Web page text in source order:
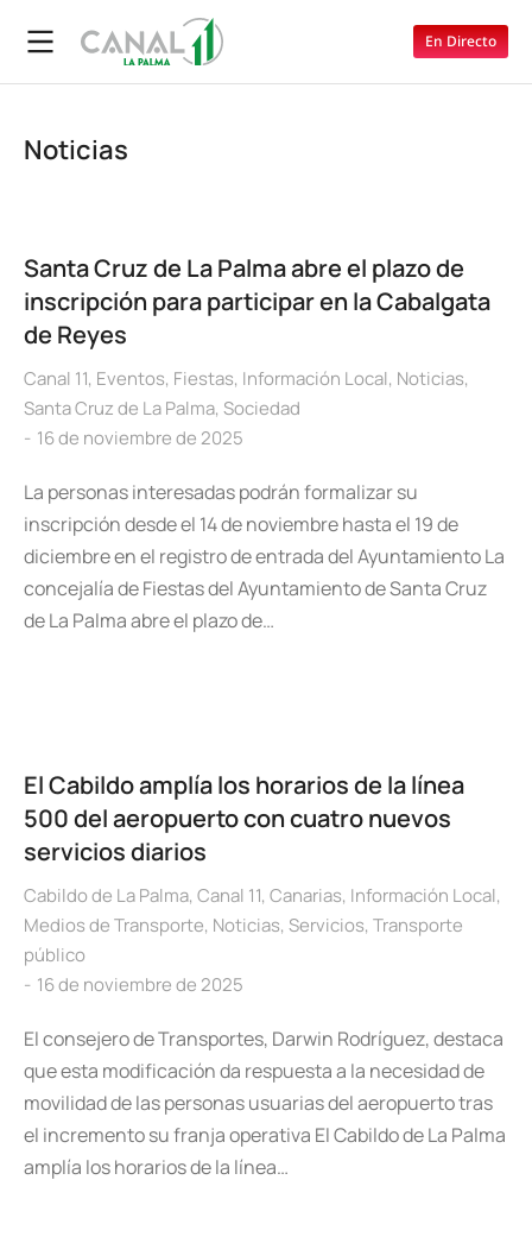
En Directo
Noticias
Santa Cruz de La Palma abre el plazo de
inscripción para participar en la Cabalgata
de Reyes
Canal 11, Eventos, Fiestas, Información Local, Noticias,
Santa Cruz de La Palma, Sociedad
16 de noviembre de 2025
La personas interesadas podrán formalizar su
inscripción desde el 14 de noviembre hasta el 19 de
diciembre en el registro de entrada del Ayuntamiento La
concejalía de Fiestas del Ayuntamiento de Santa Cruz
de La Palma abre el plazo de…
El Cabildo amplía los horarios de la línea
500 del aeropuerto con cuatro nuevos
servicios diarios
Cabildo de La Palma, Canal 11, Canarias, Información Local,
Medios de Transporte, Noticias, Servicios, Transporte
público
16 de noviembre de 2025
El consejero de Transportes, Darwin Rodríguez, destaca
que esta modificación da respuesta a la necesidad de
movilidad de las personas usuarias del aeropuerto tras
el incremento su franja operativa El Cabildo de La Palma
amplía los horarios de la línea…